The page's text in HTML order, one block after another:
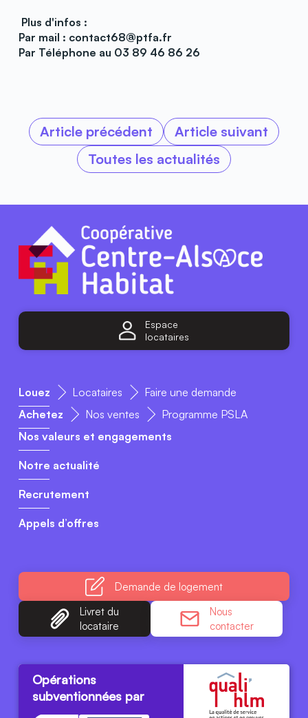
Plus d'infos :
Par mail : contact68@ptfa.fr
Par Téléphone au 03 89 46 86 26
Article précédent
Article suivant
Toutes les actualités
Espace
locataires
Louez Locataires
Faire une demande
Achetez
Nos ventes
Programme PSLA
Nos valeurs et engagements
Notre actualité
Recrutement
Appels d’offres
Opérations
subventionnées par
Demande de logement
Livret du
locataire
Nous
contacter